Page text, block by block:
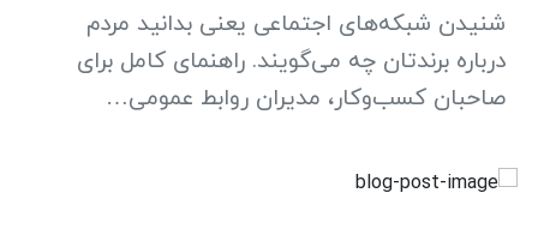
شنیدن شبکه‌های اجتماعی یعنی بدانید مردم
درباره برندتان چه می‌گویند. راهنمای کامل برای
صاحبان کسب‌وکار، مدیران روابط عمومی…